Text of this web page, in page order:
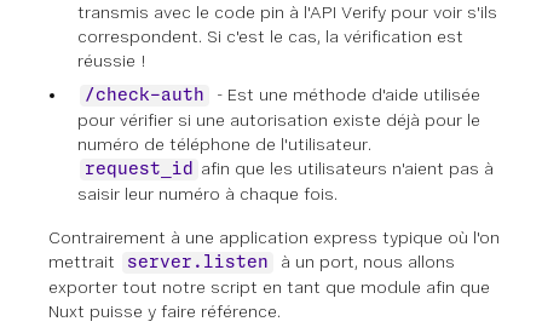
transmis avec le code pin à l'API Verify pour voir s'ils
correspondent. Si c'est le cas, la vérification est
réussie !
/check-auth
- Est une méthode d'aide utilisée
pour vérifier si une autorisation existe déjà pour le
numéro de téléphone de l'utilisateur.
request_id
afin que les utilisateurs n'aient pas à
saisir leur numéro à chaque fois.
Contrairement à une application express typique où l'on
mettrait
server.listen
à un port, nous allons
exporter tout notre script en tant que module afin que
Nuxt puisse y faire référence.